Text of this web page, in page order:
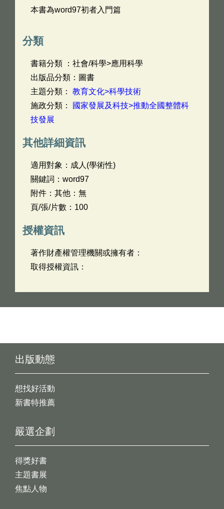
本書為word97初者入門篇
分類
書籍分類 ：社會/科學>應用科學
出版品分類：圖書
主題分類： 教育文化>科學技術
施政分類：
國家發展及科技>推動全國整體科
技發展
其他詳細資訊
適用對象：成人(學術性)
關鍵詞：word97
附件：其他：無
頁/張/片數：100
授權資訊
著作財產權管理機關或擁有者：
取得授權資訊：
出版動態
想找好活動
新書特推薦
嚴選企劃
得獎好書
主題書展
焦點人物